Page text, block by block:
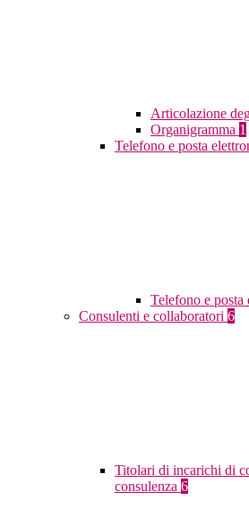
Articolazione
Organigramma 1
Telefono e posta
Telefono e posta
Consulenti e collaboratori 6
Titolari di incarichi di
consulenza 6